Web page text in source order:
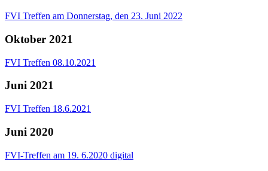
FVI Treffen am Donnerstag, den 23. Juni 2022
Oktober 2021
FVI Treffen 08.10.2021
Juni 2021
FVI Treffen 18.6.2021
Juni 2020
FVI-Treffen am 19. 6.2020 digital